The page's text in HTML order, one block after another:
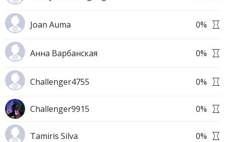
Joan Auma 0%
Анна Варбанская 0%
Challenger4755 0%
Challenger9915 0%
Tamiris Silva 0%